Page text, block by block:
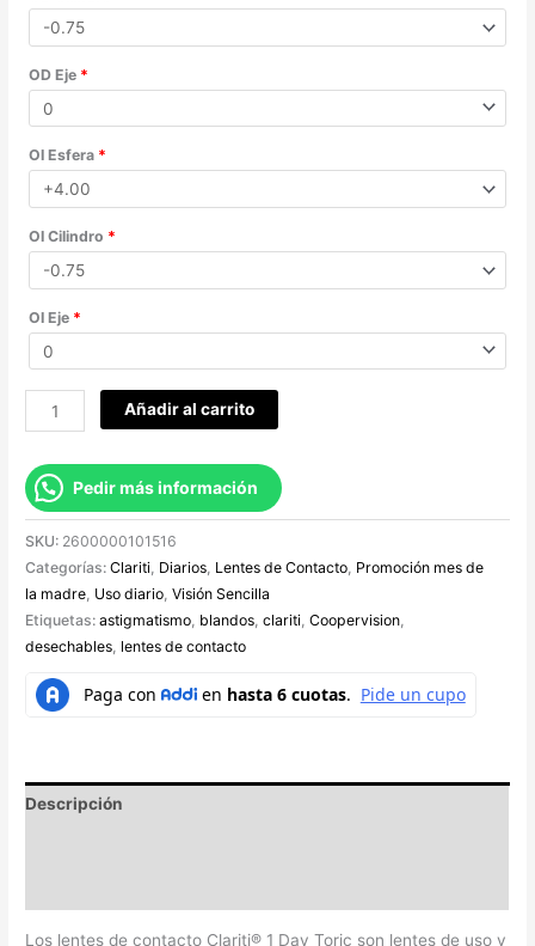
OD Eje *
OI Esfera *
OI Cilindro *
OI Eje *
Añadir al carrito
Pedir más información
SKU: 2600000101516
Categorías:Clariti Diarios Lentes de Contacto Promoción mes de
la madre Uso diario ,Visión Sencilla
Etiquetas:astigmatismo blandos ,clariti ,Coopervision
desechables lentes de contacto
Descripción
Los lentes de contacto Clariti® 1 Day Toric son lentes de uso y